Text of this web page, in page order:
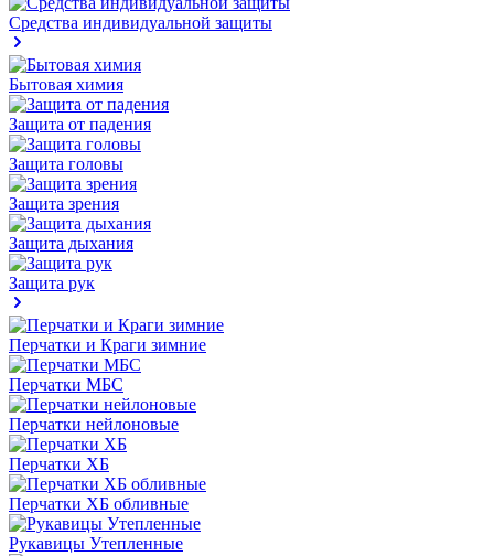
Средства индивидуальной защиты
Бытовая химия
Защита от падения
Защита головы
Защита зрения
Защита дыхания
Защита рук
Перчатки и Краги зимние
Перчатки МБС
Перчатки нейлоновые
Перчатки ХБ
Перчатки ХБ обливные
Рукавицы Утепленные